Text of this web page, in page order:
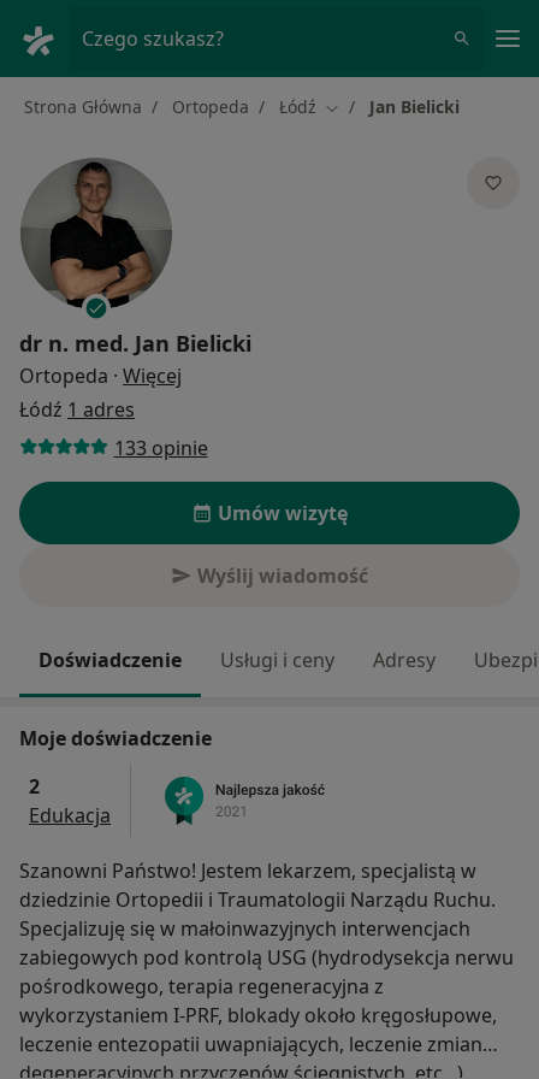
Czego szukasz?
Strona Główna Ortopeda Łódź Zmień miasto
Jan Bielicki
dr n. med. Jan Bielicki
Ortopeda · Więcej
Łódź 1 adres
133 opinie
Umów wizytę
Wyślij wiadomość
Doświadczenie Usługi i ceny Adresy
Moje doświadczenie
2
Edukacja
Szanowni Państwo! Jestem lekarzem, specjalistą w
dziedzinie Ortopedii i Traumatologii Narządu Ruchu.
Specjalizuję się w małoinwazyjnych interwencjach
zabiegowych pod kontrolą USG (hydrodysekcja nerwu
pośrodkowego, terapia regeneracyjna z
wykorzystaniem I-PRF, blokady około kręgosłupowe,
leczenie entezopatii uwapniających, leczenie zmian
degeneracyjnych przyczepów ścięgnistych, etc...) ,